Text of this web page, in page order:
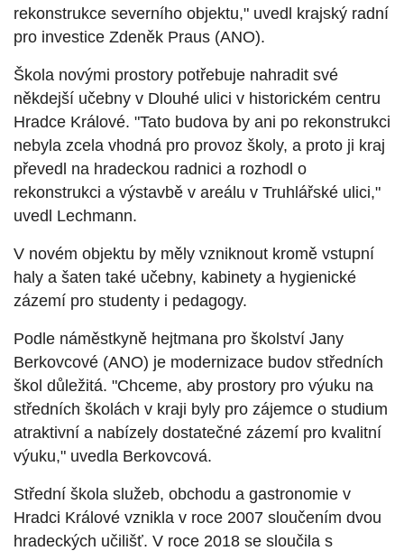
rekonstrukce severního objektu," uvedl krajský radní
pro investice Zdeněk Praus (ANO).
Škola novými prostory potřebuje nahradit své
někdejší učebny v Dlouhé ulici v historickém centru
Hradce Králové. "Tato budova by ani po rekonstrukci
nebyla zcela vhodná pro provoz školy, a proto ji kraj
převedl na hradeckou radnici a rozhodl o
rekonstrukci a výstavbě v areálu v Truhlářské ulici,"
uvedl Lechmann.
V novém objektu by měly vzniknout kromě vstupní
haly a šaten také učebny, kabinety a hygienické
zázemí pro studenty i pedagogy.
Podle náměstkyně hejtmana pro školství Jany
Berkovcové (ANO) je modernizace budov středních
škol důležitá. "Chceme, aby prostory pro výuku na
středních školách v kraji byly pro zájemce o studium
atraktivní a nabízely dostatečné zázemí pro kvalitní
výuku," uvedla Berkovcová.
Střední škola služeb, obchodu a gastronomie v
Hradci Králové vznikla v roce 2007 sloučením dvou
hradeckých učilišť. V roce 2018 se sloučila s